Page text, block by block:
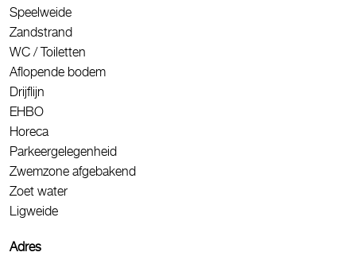
Speelweide
Zandstrand
WC / Toiletten
Aflopende bodem
Drijflijn
EHBO
Horeca
Parkeergelegenheid
Zwemzone afgebakend
Zoet water
Ligweide
Adres